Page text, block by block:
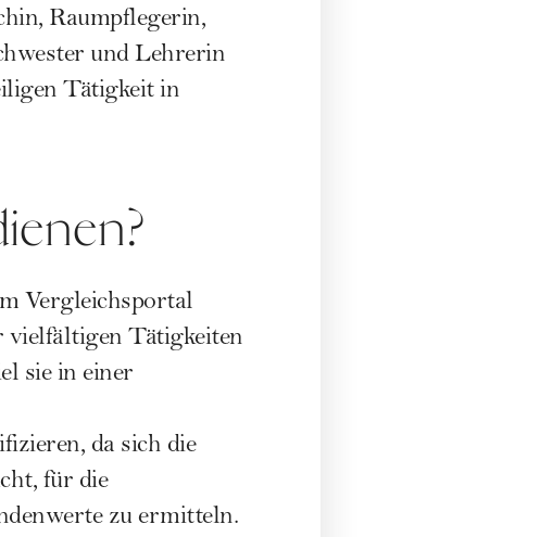
Raumpflegerin,
und Lehrerin
Tätigkeit in
Vergleichsportal
Tätigkeiten
sie in einer
da sich die
für die
zu ermitteln.